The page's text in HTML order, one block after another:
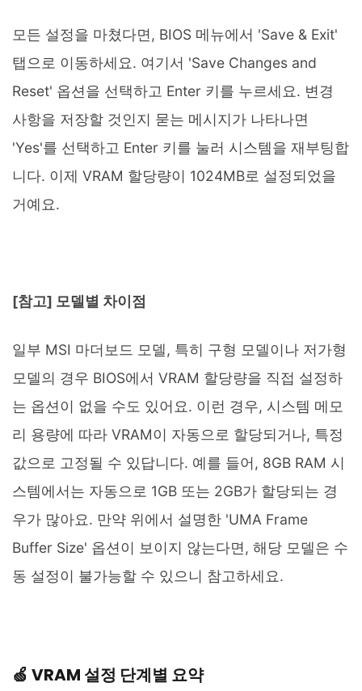
모든 설정을 마쳤다면, BIOS 메뉴에서 'Save & Exit'
탭으로 이동하세요. 여기서 'Save Changes and
Reset' 옵션을 선택하고 Enter 키를 누르세요. 변경
사항을 저장할 것인지 묻는 메시지가 나타나면
'Yes'를 선택하고 Enter 키를 눌러 시스템을 재부팅합
니다. 이제 VRAM 할당량이 1024MB로 설정되었을
거예요.
[참고] 모델별 차이점
일부 MSI 마더보드 모델, 특히 구형 모델이나 저가형
모델의 경우 BIOS에서 VRAM 할당량을 직접 설정하
는 옵션이 없을 수도 있어요. 이런 경우, 시스템 메모
리 용량에 따라 VRAM이 자동으로 할당되거나, 특정
값으로 고정될 수 있답니다. 예를 들어, 8GB RAM 시
스템에서는 자동으로 1GB 또는 2GB가 할당되는 경
우가 많아요. 만약 위에서 설명한 'UMA Frame
Buffer Size' 옵션이 보이지 않는다면, 해당 모델은 수
동 설정이 불가능할 수 있으니 참고하세요.
🍏 VRAM 설정 단계별 요약